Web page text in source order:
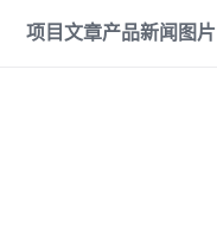
项目文章产品新闻 图片